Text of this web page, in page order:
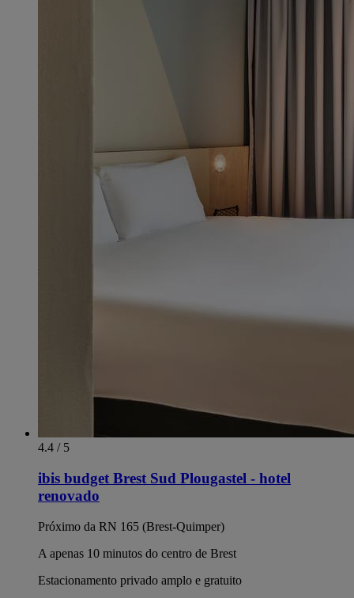
4.4 / 5
ibis budget Brest Sud Plougastel - hotel
renovado
Próximo da RN 165 (Brest-Quimper)
A apenas 10 minutos do centro de Brest
Estacionamento privado amplo e gratuito